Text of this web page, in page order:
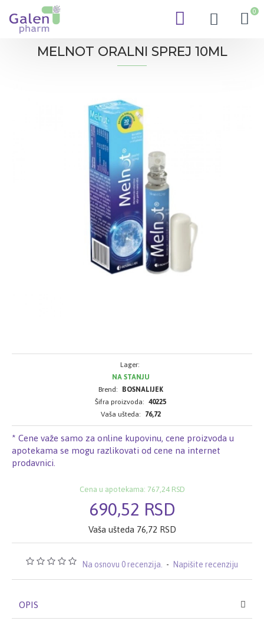
0
MELNOT ORALNI SPREJ 10ML
Na osnovu 0 recenzija. - Napišite recenziju
* Cene važe samo za online kupovinu, cene proizvoda u
apotekama se mogu razlikovati od cene na internet
prodavnici.
690,52 RSD
Cena u apotekama: 767,24 RSD
Vaša ušteda 76,72 RSD
Lager:
NA STANJU
Brend:
BOSNALIJEK
Šifra proizvoda: 40225
Vaša ušteda:
76,72
OPIS